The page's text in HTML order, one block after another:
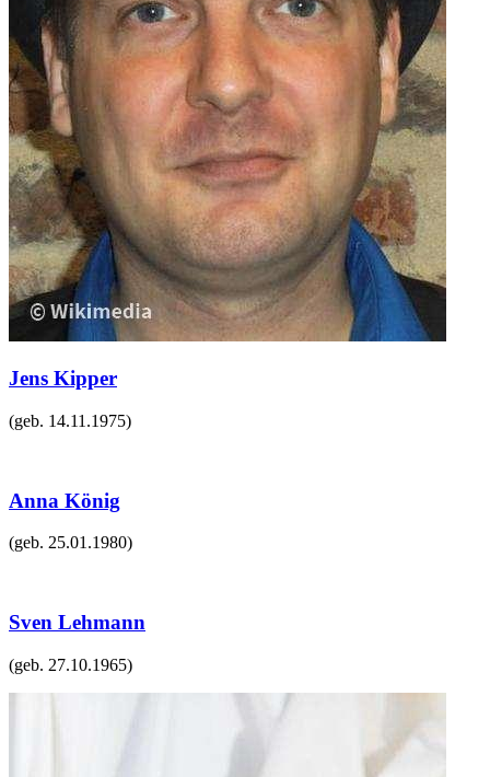
Jens Kipper
(geb. 14.11.1975)
Anna König
(geb. 25.01.1980)
Sven Lehmann
(geb. 27.10.1965)